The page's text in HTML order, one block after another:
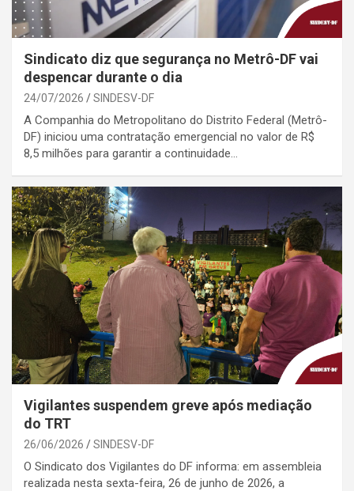
Sindicato diz que segurança no Metrô-DF vai
despencar durante o dia
24/07/2026 SINDESV-DF
A Companhia do Metropolitano do Distrito Federal (Metrô-
DF) iniciou uma contratação emergencial no valor de R$
8,5 milhões para garantir a continuidade…
Vigilantes suspendem greve após mediação
do TRT
26/06/2026 SINDESV-DF
O Sindicato dos Vigilantes do DF informa: em assembleia
realizada nesta sexta-feira, 26 de junho de 2026, a